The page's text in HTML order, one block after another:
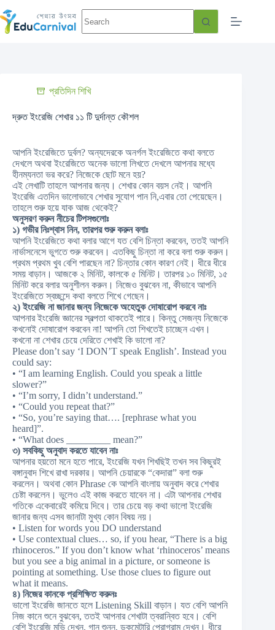
প্রতিদিন শিখি
দ্রুত ইংরেজি শেখার ১১ টি দুর্দান্ত কৌশল
আপনি ইংরেজিতে দুর্বল? অন্যদেরকে অনর্গল ইংরেজিতে কথা বলতে
দেখলে অথবা ইংরেজিতে অনেক ভালো লিখতে দেখলে আপনার মধ্যে
হীনম্যনতা ভর করে? নিজেকে ছোট মনে হয়?
এই লেখাটি তাহলে আপনার জন্য। শেখার কোন বয়স নেই। আপনি
ইংরেজি এতদিন ভালোভাবে শেখার সুযোগ পান নি,এবার তো পেয়েছেন।
তাহলে শুরু হয়ে যাক আজ থেকেই?
অনুসরণ করুন নীচের টিপসগুলোঃ
১) গভীর নিঃশ্বাস নিন, তারপর শুরু করুন বলাঃ
আপনি ইংরেজিতে কথা বলার আগে যত বেশি চিন্তা করবেন, ততই আপনি
নার্ভাসনেসে ভুগতে শুরু করবেন। এতকিছু চিন্তা না করে বলা শুরু করুন।
প্রথম প্রথম খুব বেশি পারছেন না? চিন্তার কোন কারণ নেই। ধীরে ধীরে
সময় বাড়ান। আজকে ২ মিনিট, কালকে ৫ মিনিট। তারপর ১০ মিনিট, ১৫
মিনিট করে বলার অনুশীলন করুন। নিজেও বুঝবেন না, কীভাবে আপনি
ইংরেজিতে স্বচ্ছন্দে কথা বলতে শিখে গেছেন।
২) ইংরেজি না জানার জন্য নিজেকে অহেতুক দোষারোপ করবে নাঃ
আপনার ইংরেজি জ্ঞানের স্বল্পতা থাকতেই পারে। কিন্তু সেজন্য নিজেকে
কখনোই দোষারোপ করবেন না! আপনি তো শিখতেই চাচ্ছেন এখন।
কখনো না শেখার চেয়ে দেরিতে শেখাই কি ভালো না?
Please don’t say ‘I DON’T speak English’. Instead you
could say:
• “I am learning English. Could you speak a little
slower?”
• “I’m sorry, I didn’t understand.”
• “Could you repeat that?”
• “So, you’re saying that…. [rephrase what you
heard]”.
• “What does _________ mean?”
৩) সবকিছু অনুবাদ করতে যাবেন নাঃ
আপনার হয়তো মনে হতে পারে, ইংরেজি যখন শিখছিই তখন সব কিছুরই
বঙ্গানুবাদ শিখে রাখা দরকার। আপনি চেয়ারকে “কেদারা” বলা শুরু
করলেন। অথবা কোন Phrase কে আপনি বাংলায় অনুবাদ করে শেখার
চেষ্টা করলেন। ভুলেও এই কাজ করতে যাবেন না। এটা আপনার শেখার
গতিকে একেবারেই কমিয়ে দিবে। তার চেয়ে বড় কথা ভালো ইংরেজি
জানার জন্য এসব জানাটা মুখ্য কোন বিষয় নয়।
• Listen for words you DO understand
• Use contextual clues… so, if you hear, “There is a big
rhinoceros.” If you don’t know what ‘rhinoceros’ means
but you see a big animal in a picture, or someone is
pointing at something. Use those clues to figure out
what it means.
৪) নিজের কানকে প্রশিক্ষিত করুনঃ
ভালো ইংরেজি জানতে হলে Listening Skill বাড়ান। যত বেশি আপনি
নিজ কানে শুনে বুঝবেন, ততই আপনার শেখাটা ত্বরান্বিত হবে। বেশি
বেশি ইংরেজি মুভি দেখুন, গান শুনুন, ডকুমেন্টারি প্রোগ্রাম দেখুন। ধীরে